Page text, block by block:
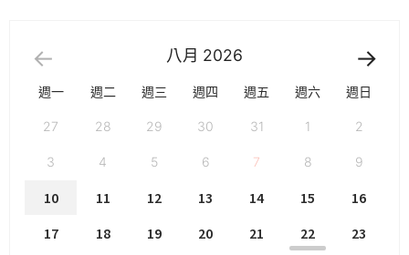
八月 2026
週一 週二 週三 週四 週五 週六 週日
27 28 29 30 31 1 2
3 4 5 6 7 8 9
10 11 12 13 14 15
16
17
18 19 20 21 22
23